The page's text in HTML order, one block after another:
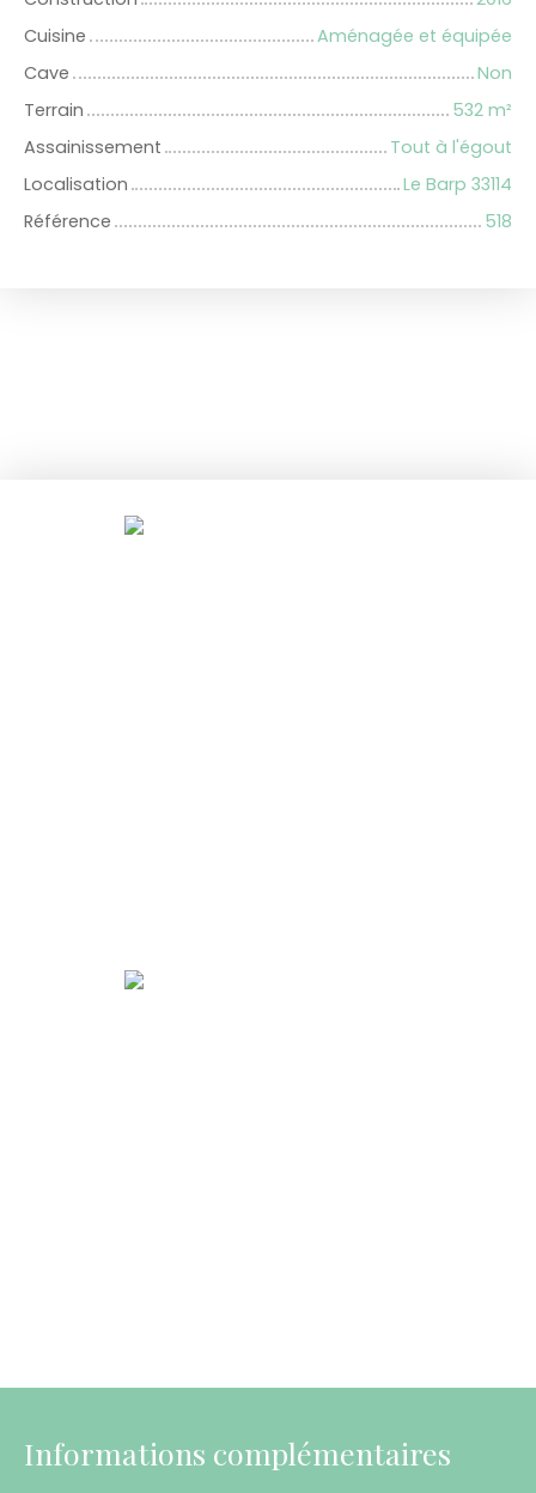
Cuisine
Aménagée et équipée
Cave
Non
Terrain
532 m²
Assainissement
Tout à l'égout
Localisation
Le Barp 33114
Référence
518
Informations complémentaires